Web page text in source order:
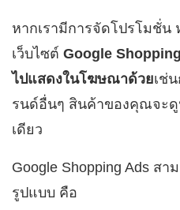
หากเรามีการจัดโปรโมชั่น
เว็บไซต์ Google
ไปแสดงในโฆษณาด้วยเช่
รนด์อื่นๆ สินค้าของคุณจะ
เดียว
Google Shopping Ads ส
รูปแบบ คือ